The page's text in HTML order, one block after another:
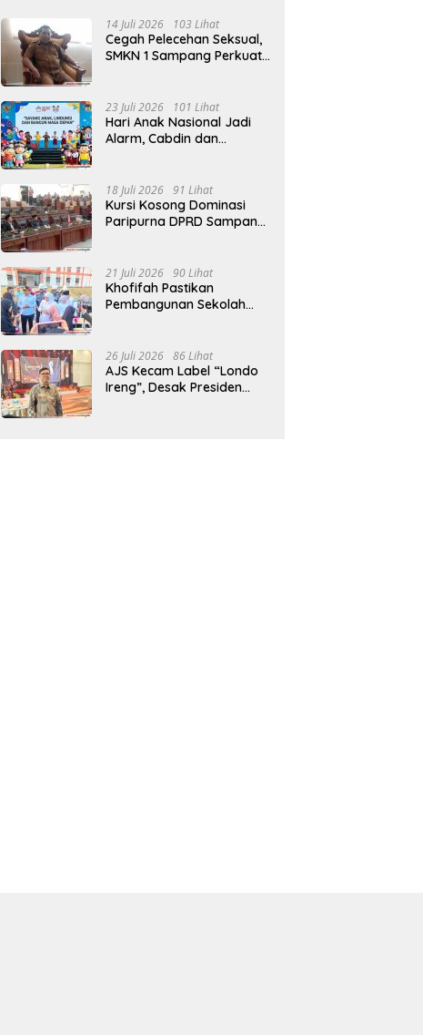
14 Juli 2026 103 Lihat
Cegah Pelecehan Seksual,
SMKN 1 Sampang Perkuat
23 Juli 2026 101 Lihat
Hari Anak Nasional Jadi
Alarm, Cabdin dan
Kekerasan Seksual Anak
18 Juli 2026 91 Lihat
Kursi Kosong Dominasi
Paripurna DPRD Sampang,
21 Juli 2026 90 Lihat
Khofifah Pastikan
Pembangunan Sekolah
Indonesia Emas
26 Juli 2026 86 Lihat
AJS Kecam Label “Londo
Ireng”, Desak Presiden